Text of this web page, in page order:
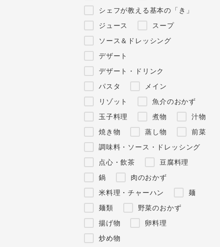
シェフが教える基本の「き」
ジュース
スープ
ソース＆ドレッシング
デザート
デザート・ドリンク
パスタ
メイン
リゾット
魚介のおかず
玉子料理
煮物
汁物
焼き物
蒸し物
前菜
調味料・ソース・ドレッシング
点心・飲茶
豆腐料理
鍋
肉のおかず
米料理・チャーハン
麺
麺類
野菜のおかず
揚げ物
卵料理
炒め物